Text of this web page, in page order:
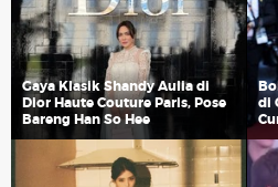
Gaya Klasik Shandy Aulia di
Dior Haute Couture Paris, Pose
Bareng Han So Hee
di